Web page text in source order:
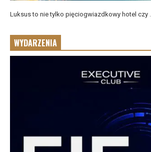
Luksus to nie tylko pięciogwiazdkowy hotel czy ...
WYDARZENIA